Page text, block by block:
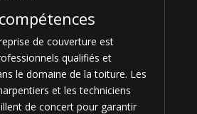
de couverture est
qualifiés et
le domaine de la toiture. Les
et les techniciens
de concert pour garantir